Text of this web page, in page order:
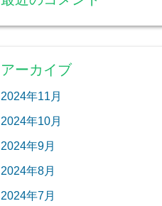
アーカイブ
2024年11月
2024年10月
2024年9月
2024年8月
2024年7月